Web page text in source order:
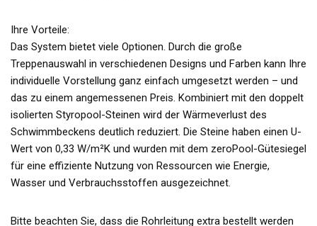
Ihre Vorteile:
Das System bietet viele Optionen. Durch die große
Treppenauswahl in verschiedenen Designs und Farben kann Ihre
individuelle Vorstellung ganz einfach umgesetzt werden – und
das zu einem angemessenen Preis. Kombiniert mit den doppelt
isolierten Styropool-Steinen wird der Wärmeverlust des
Schwimmbeckens deutlich reduziert. Die Steine haben einen U-
Wert von 0,33 W/m²K und wurden mit dem zeroPool-Gütesiegel
für eine effiziente Nutzung von Ressourcen wie Energie,
Wasser und Verbrauchsstoffen ausgezeichnet.
Bitte beachten Sie, dass die Rohrleitung extra bestellt werden